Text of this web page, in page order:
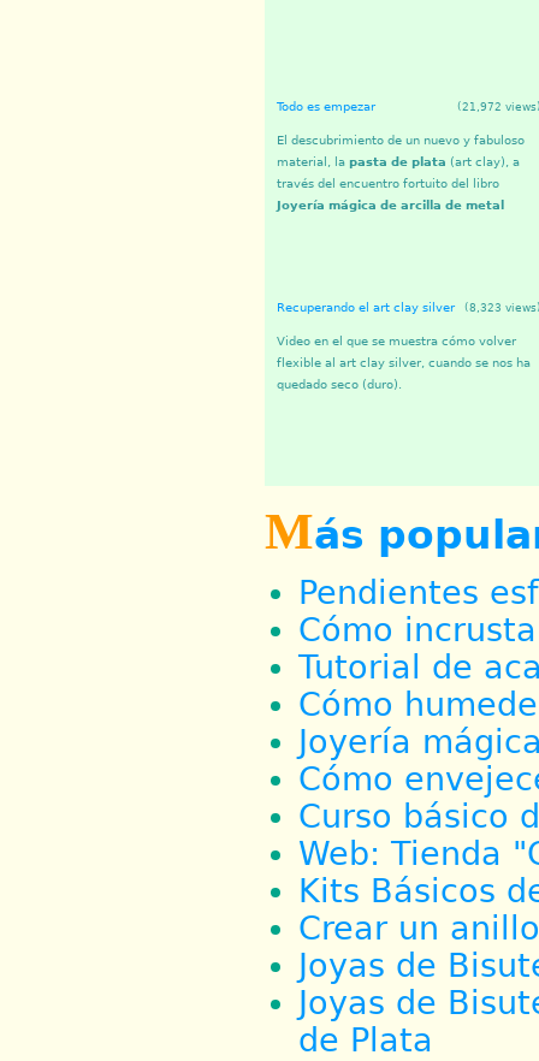
(21,972
Todo es empezar
El descubrimiento de un nuevo y fabuloso
material, la pasta de plata (art clay), a
través del encuentro fortuito del libro
Joyería mágica de arcilla de metal
(8,323
Recuperando el art clay silver
Video en el que se muestra cómo volver
flexible al art clay silver, cuando se nos ha
quedado seco (duro).
Más
Pendientes
Cómo
Tutorial de
Cómo
Joyería
Cómo
Curso básico
Web: Tienda
Kits Básicos
Crear un
Joyas de
Joyas de
de Plata